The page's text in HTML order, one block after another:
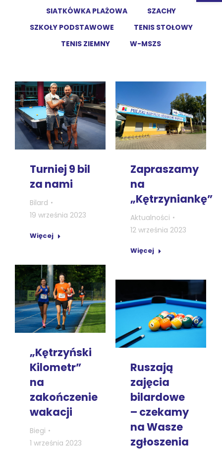
SIATKÓWKA PLAŻOWA
SZACHY
SZKOŁY PODSTAWOWE
TENIS STOŁOWY
TENIS ZIEMNY
W-MSZS
Turniej 9 bil
za nami
Bilard
19 września 2023
Więcej
Zapraszamy
na
„Kętrzyniankę”
Aktualności
12 września 2023
Więcej
„Kętrzyński
Kilometr”
na
zakończenie
wakacji
Biegi
1 września 2023
Ruszają
zajęcia
bilardowe
– czekamy
na Wasze
zgłoszenia